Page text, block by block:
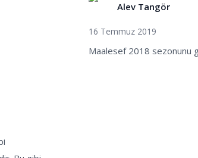
Alev Tangör
16 Temmuz 2019
Maalesef 2018 sezonunu